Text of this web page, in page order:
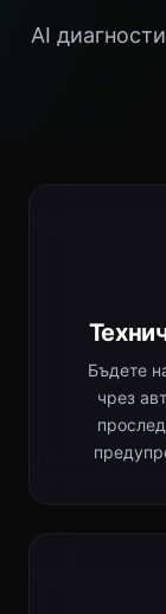
AI
Бъдете
чрез